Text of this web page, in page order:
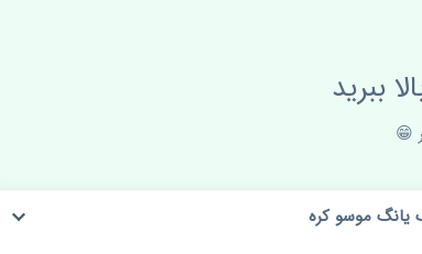
ببرید
😁
یانگ موسو کره